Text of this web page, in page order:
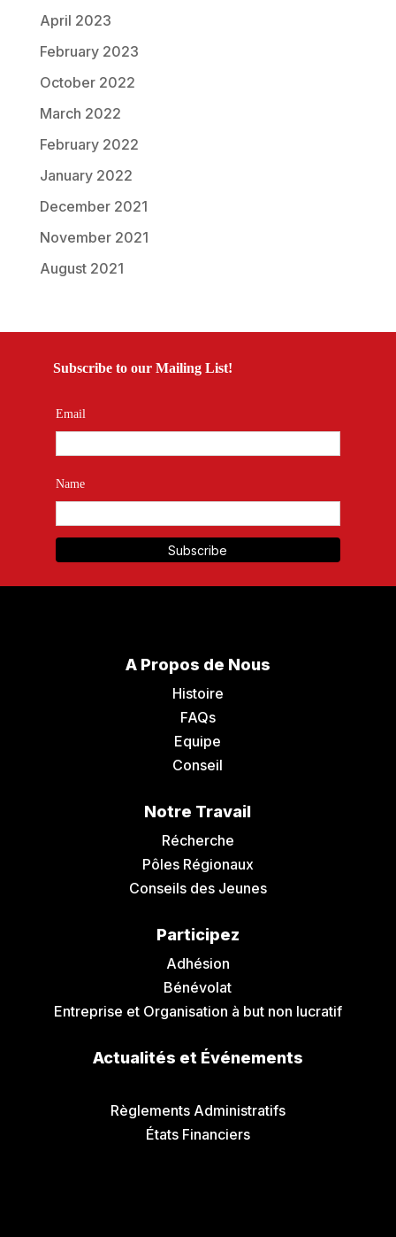
April 2023
February 2023
October 2022
March 2022
February 2022
January 2022
December 2021
November 2021
August 2021
Subscribe to our Mailing List!
Email
Name
A Propos de Nous
Histoire
FAQs
Equipe
Conseil
Notre Travail
Récherche
Pôles Régionaux
Conseils des Jeunes
Participez
Adhésion
Bénévolat
Entreprise et Organisation à but non lucratif
Actualités et Événements
Règlements Administratifs
États Financiers